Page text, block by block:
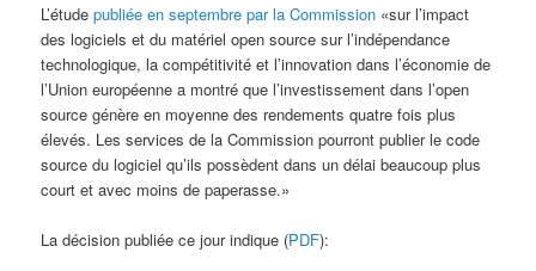
L’étudepubliée en septembre par la Commission «sur l’impact
des logiciels et du matériel open source sur l’indépendance
technologique, la compétitivité et l’innovation dans l’économie de
l’Union européenne a montré que l’investissement dans l’open
source génère en moyenne des rendements quatre fois plus
élevés. Les services de la Commission pourront publier le code
source du logiciel qu’ils possèdent dans un délai beaucoup plus
court et avec moins de paperasse.»
La décision publiée ce jour indique (PDF):